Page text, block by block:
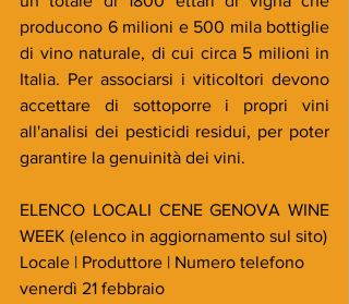
producono 6 milioni e 500 mila bottiglie
di vino naturale, di cui circa 5 milioni in
Italia. Per associarsi i viticoltori devono
accettare di sottoporre i propri vini
all'analisi dei pesticidi residui, per poter
garantire la genuinità dei vini.
ELENCO LOCALI CENE GENOVA WINE
WEEK (elenco in aggiornamento sul sito)
Locale | Produttore | Numero telefono
venerdì 21 febbraio